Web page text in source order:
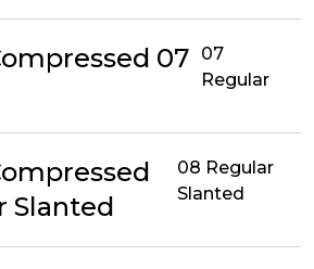
07
07
Regular
Slanted
08 Regular
Slanted